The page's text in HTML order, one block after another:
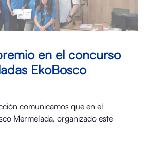
en el concurso
EkoBosco
comunicamos que en el
Mermelada, organizado este